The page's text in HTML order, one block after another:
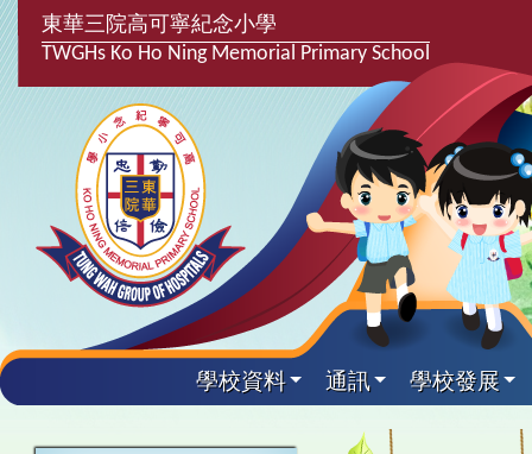
東華三院高可寧紀念小學
TWGHs Ko Ho Ning Memorial Primary School
學校資料 通訊 學校發展
關於
學校
學校發
主要
學生
興趣及
學生得
校園
學校附